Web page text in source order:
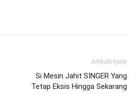
Artikulli tjetër
Si Mesin Jahit SINGER Yang
Tetap Eksis Hingga Sekarang